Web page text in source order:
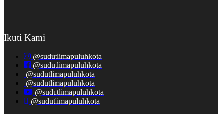
Ikuti Kami
@sudutlimapuluhkota
@sudutlimapuluhkota
@sudutlimapuluhkota
@sudutlimapuluhkota
@sudutlimapuluhkota
@sudutlimapuluhkota